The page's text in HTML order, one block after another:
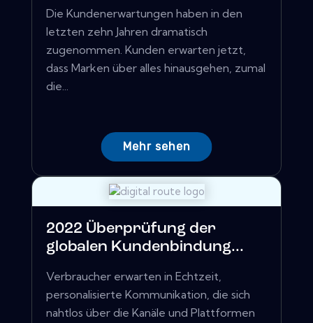
Die Kundenerwartungen haben in den
letzten zehn Jahren dramatisch
zugenommen. Kunden erwarten jetzt,
dass Marken über alles hinausgehen, zumal
die...
Mehr sehen
2022 Überprüfung der
globalen Kundenbindung...
Verbraucher erwarten in Echtzeit,
personalisierte Kommunikation, die sich
nahtlos über die Kanäle und Plattformen